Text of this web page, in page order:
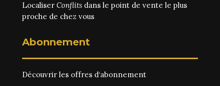
Localiser Conflitsdans le point de vente le plus
proche de chez vous
Abonnement
Découvrir les offres d‘abonnement